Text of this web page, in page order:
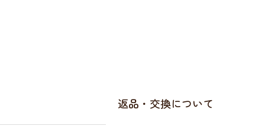
返品・交換について